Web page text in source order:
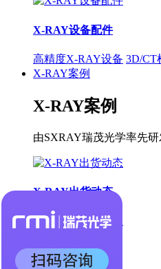
X-RAY设备配件
高精度X-RAY设备 3D/CT
X-RAY案例
X-RAY案例
由SXRAY瑞茂光学率先
X-RAY出货动态
X-RAY合作案例